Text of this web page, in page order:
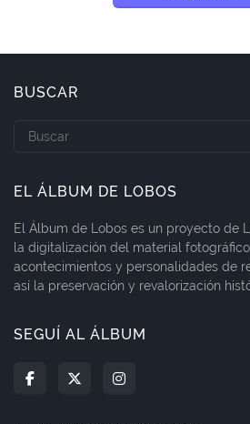
BUSCAR
EL ÁLBUM DE LOBOS
El Álbum de Lobos es un proyecto de
la digitalización del material
acontecimientos y personalidades de
así la preservación y revalorización
SEGUÍ AL ÁLBUM